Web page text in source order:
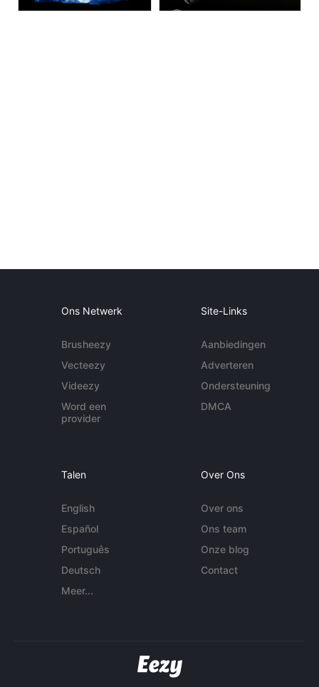
Ons Netwerk
Brusheezy
Vecteezy
Videezy
Word een
provider
Site-Links
Aanbiedingen
Adverteren
Ondersteuning
DMCA
Talen
English
Español
Português
Deutsch
Meer...
Over Ons
Over ons
Ons team
Onze blog
Contact